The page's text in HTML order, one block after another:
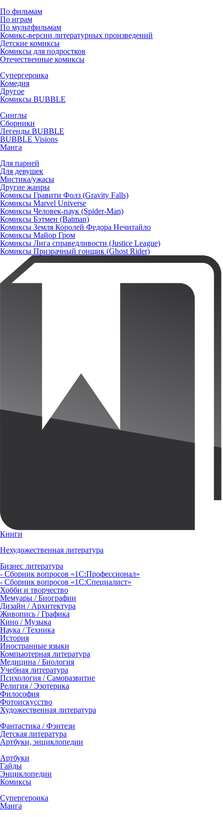
По фильмам
По играм
По мультфильмам
Комикс-версии литературных произведений
Детские комиксы
Комиксы для подростков
Отечественные комиксы
Супергероика
Комедия
Другое
Комиксы BUBBLE
Синглы
Сборники
Легенды BUBBLE
BUBBLE Visions
Манга
Для парней
Для девушек
Мистика/ужасы
Другие жанры
Комиксы Гравити Фолз (Gravity Falls)
Комиксы Marvel Universe
Комиксы Человек-паук (Spider-Man)
Комиксы Бэтмен (Batman)
Комиксы Земля Королей Федора Нечитайло
Комиксы Майор Гром
Комиксы Лига справедливости (Justice League)
Комиксы Призрачный гонщик (Ghost Rider)
Книги
Нехудожественная литература
Бизнес литература
- Сборник вопросов «1С:Профессионал»
- Сборник вопросов «1С:Специалист»
Хобби и творчество
Мемуары / Биографии
Дизайн / Архитектура
Живопись / Графика
Кино / Музыка
Наука / Техника
История
Иностранные языки
Компьютерная литература
Медицина / Биология
Учебная литература
Психология / Саморазвитие
Религия / Эзотерика
Философия
Фотоискусство
Художественная литература
Фантастика / Фэнтези
Детская литература
Артбуки, энциклопедии
Артбуки
Гайды
Энциклопедии
Комиксы
Супергероика
Манга